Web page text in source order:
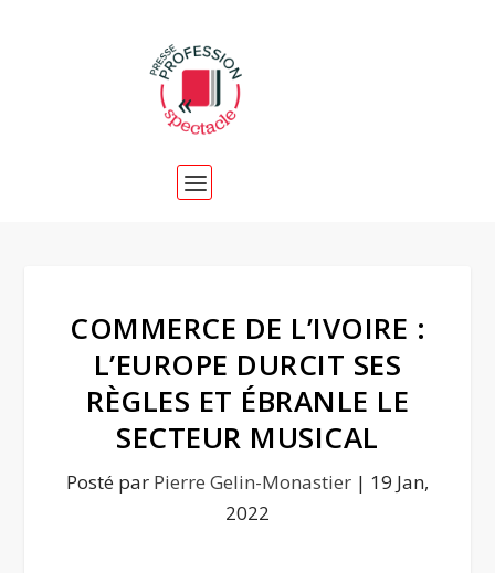
COMMERCE DE L’IVOIRE :
L’EUROPE DURCIT SES
RÈGLES ET ÉBRANLE LE
SECTEUR MUSICAL
Posté par Pierre Gelin-Monastier | 19 Jan,
2022